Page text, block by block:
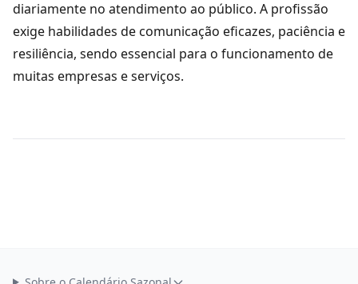
diariamente no atendimento ao público. A profissão
exige habilidades de comunicação eficazes, paciência e
resiliência, sendo essencial para o funcionamento de
muitas empresas e serviços.